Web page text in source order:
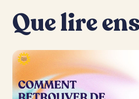
Que lire